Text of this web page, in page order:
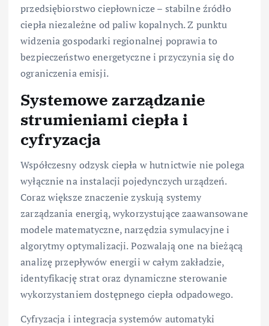
przedsiębiorstwo ciepłownicze – stabilne źródło
ciepła niezależne od paliw kopalnych. Z punktu
widzenia gospodarki regionalnej poprawia to
bezpieczeństwo energetyczne i przyczynia się do
ograniczenia emisji.
Systemowe zarządzanie
strumieniami ciepła i
cyfryzacja
Współczesny odzysk ciepła w hutnictwie nie polega
wyłącznie na instalacji pojedynczych urządzeń.
Coraz większe znaczenie zyskują systemy
zarządzania energią, wykorzystujące zaawansowane
modele matematyczne, narzędzia symulacyjne i
algorytmy optymalizacji. Pozwalają one na bieżącą
analizę przepływów energii w całym zakładzie,
identyfikację strat oraz dynamiczne sterowanie
wykorzystaniem dostępnego ciepła odpadowego.
Cyfryzacja i integracja systemów automatyki